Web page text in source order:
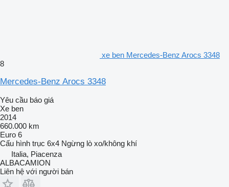
xe ben Mercedes-Benz Arocs 3348
8
Mercedes-Benz Arocs 3348
Yêu cầu báo giá
Xe ben
2014
660.000 km
Euro 6
Cấu hình trục 6x4 Ngừng lò xo/không khí
Italia, Piacenza
ALBACAMION
Liên hệ với người bán